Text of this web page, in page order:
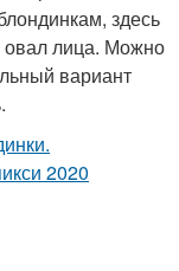
здесь
овал лица. Можно
вариант